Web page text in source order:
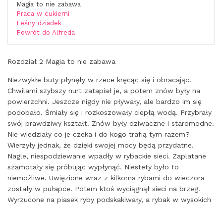
Magia to nie zabawa
Praca w cukierni
Leśny dziadek
Powrót do Alfreda
Rozdział 2 Magia to nie zabawa
Niezwykłe buty płynęły w rzece kręcąc się i obracając.
Chwilami szybszy nurt zatapiał je, a potem znów były na
powierzchni. Jeszcze nigdy nie pływały, ale bardzo im się
podobało. Śmiały się i rozkoszowały ciepłą wodą. Przybrały
swój prawdziwy kształt. Znów były dziwaczne i staromodne.
Nie wiedziały co je czeka i do kogo trafią tym razem?
Wierzyły jednak, że dzięki swojej mocy będą przydatne.
Nagle, niespodziewanie wpadły w rybackie sieci. Zaplatane
szamotały się próbując wypłynąć. Niestety było to
niemożliwe. Uwięzione wraz z kilkoma rybami do wieczora
zostały w pułapce. Potem ktoś wyciągnął sieci na brzeg.
Wyrzucone na piasek ryby podskakiwały, a rybak w wysokich